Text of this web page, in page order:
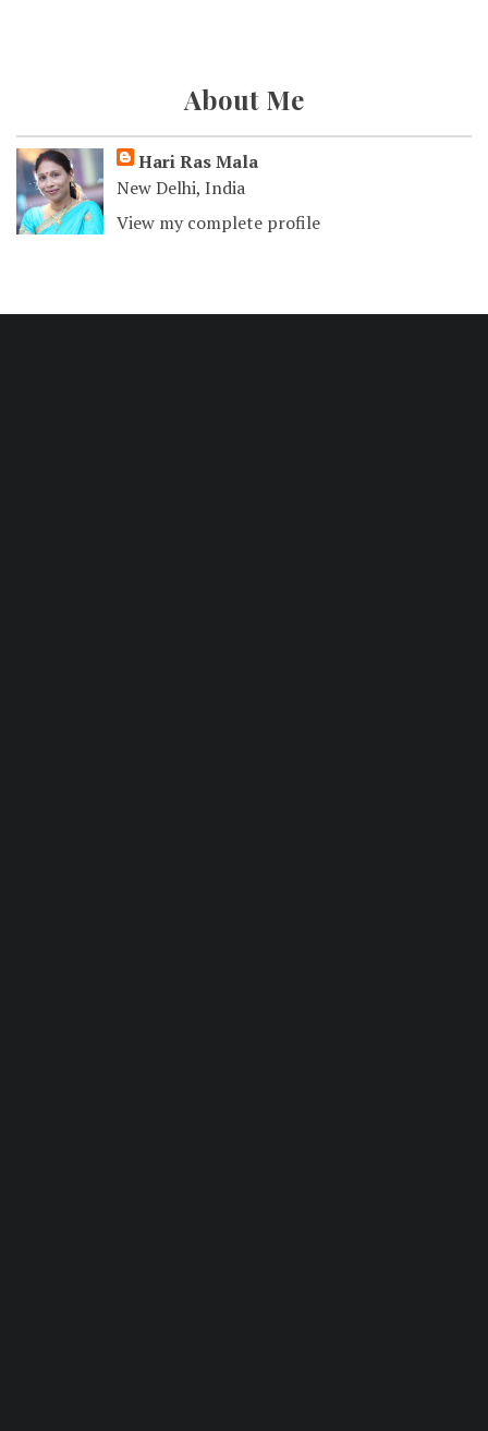
About Me
Hari Ras Mala
New Delhi, India
View my complete profile